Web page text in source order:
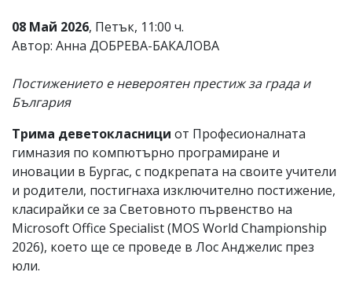
носи
отговорност
за
Ако
откриете
обиден
вас
коментар,
моля
сигнализирайте
ни!
08 Май 2026, Петък, 11:00 ч.
Автор: Анна ДОБРЕВА-БАКАЛОВА
Постижението е невероятен престиж за града и
България
Трима деветокласници от Професионалната
гимназия по компютърно програмиране и
иновации в Бургас, с подкрепата на своите учители
и родители, постигнаха изключително постижение,
класирайки се за Световното първенство на
Microsoft Office Specialist (MOS World Championship
2026), което ще се проведе в Лос Анджелис през
юли.